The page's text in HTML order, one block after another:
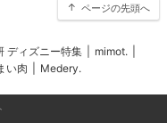
ページの先頭へ
ディズニー特集 mimot.
い肉 Medery.